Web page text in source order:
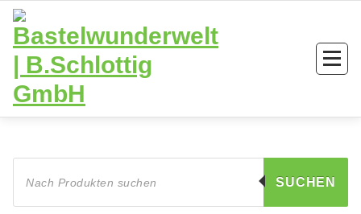
Zum
Inhalt
springen
Products
search
SUCHEN